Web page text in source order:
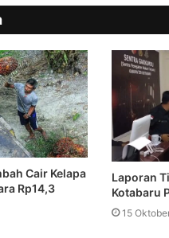
Cair Kelapa
Rp14,3
Laporan
Kotabaru
15